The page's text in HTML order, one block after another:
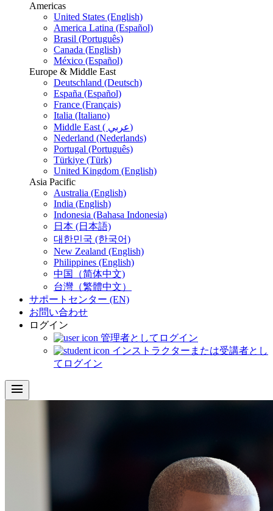
Americas
United States (English)
America Latina (Español)
Brasil (Português)
Canada (English)
México (Español)
Europe & Middle East
Deutschland (Deutsch)
España (Español)
France (Français)
Italia (Italiano)
Middle East ( عربي)
Nederland (Nederlands)
Portugal (Português)
Türkiye (Türk)
United Kingdom (English)
Asia Pacific
Australia (English)
India (English)
Indonesia (Bahasa Indonesia)
日本 (日本語)
대한민국 (한국어)
New Zealand (English)
Philippines (English)
中国（简体中文)
台灣（繁體中文）
サポートセンター (EN)
お問い合わせ
ログイン
管理者としてログイン
インストラクターまたは受講者とし
てログイン
menu